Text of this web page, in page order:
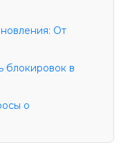
От
блокировок в
о